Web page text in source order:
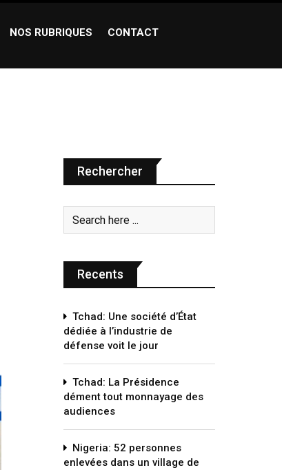
NOS RUBRIQUES CONTACT
Rechercher
Recents
Tchad: Une société d’État
dédiée à l’industrie de
défense voit le jour
Tchad: La Présidence
dément tout monnayage des
audiences
Nigeria: 52 personnes
enlevées dans un village de